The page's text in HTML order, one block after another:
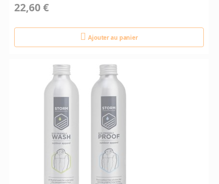
22,60 €
Ajouter au panier